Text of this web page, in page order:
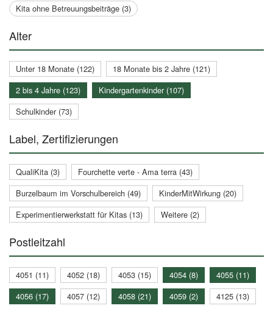
Kita ohne Betreuungsbeiträge (3)
Alter
Unter 18 Monate (122)
18 Monate bis 2 Jahre (121)
2 bis 4 Jahre (123)
Kindergartenkinder (107)
Schulkinder (73)
Label, Zertifizierungen
QualiKita (3)
Fourchette verte - Ama terra (43)
Burzelbaum im Vorschulbereich (49)
KinderMitWirkung (20)
Experimentierwerkstatt für Kitas (13)
Weitere (2)
Postleitzahl
4051 (11) 4052 (18) 4053 (15) 4054 (8)
4055 (11)
4056 (17)
4057 (12) 4058 (21) 4059 (2) 4125 (13)